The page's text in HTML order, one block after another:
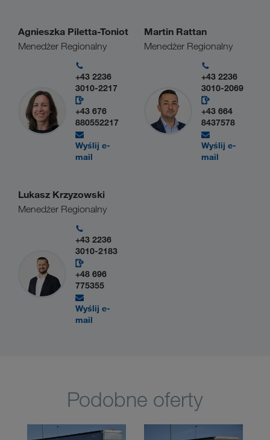
Agnieszka Piletta-Toniot
Menedżer Regionalny
+43 2236
3010-2217
+43 676
880552217
Wyślij e-
mail
Martin Rattan
Menedżer Regionalny
+43 2236
3010-2069
+43 664
8437578
Wyślij e-
mail
Lukasz Krzyzowski
Menedżer Regionalny
+43 2236
3010-2183
+48 696
775355
Wyślij e-
mail
Podobne oferty